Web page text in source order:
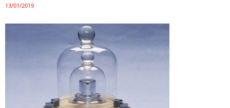
13/01/2019